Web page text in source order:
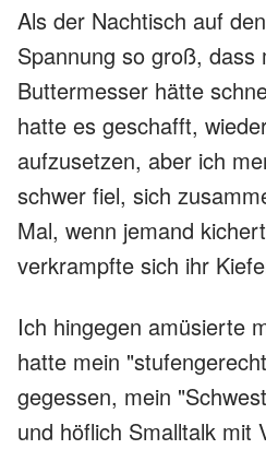
Als der Nachtisch auf
Spannung so groß, dass
Buttermesser hätte
hatte es geschafft,
aufzusetzen, aber ich
schwer fiel, sich
Mal, wenn jemand
verkrampfte sich ihr
Ich hingegen amüsierte
hatte mein
gegessen, mein
und höflich Smalltalk mit